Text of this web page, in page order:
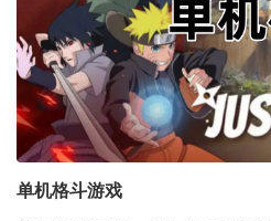
单机格斗游戏